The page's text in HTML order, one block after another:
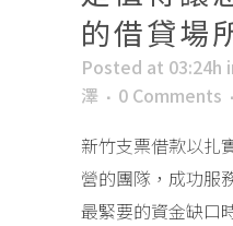
的借貸場
Posted at 03:24h
澤
0 Comments
新竹支票借款以扎
營的團隊，成功服
最緊要的資金缺口